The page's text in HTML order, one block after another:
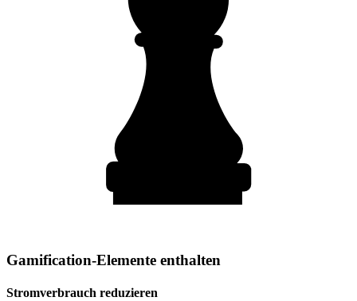
Gamification-Elemente enthalten
Stromverbrauch reduzieren